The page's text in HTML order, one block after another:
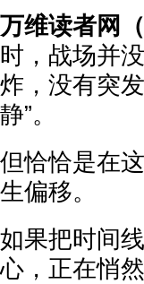
万维读者网
时，战场并
炸，没有突
静”。
但恰恰是在
生偏移。
如果把时间
心，正在悄